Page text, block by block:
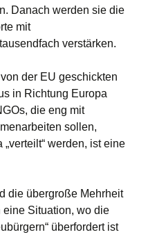
Danach werden sie die
mit
verstärken.
der EU geschickten
in Richtung Europa
die eng mit
sollen,
„verteilt“ werden, ist eine
die übergroße Mehrheit
eine Situation, wo die
überfordert ist